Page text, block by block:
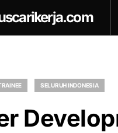
SELURUH INDONESIA